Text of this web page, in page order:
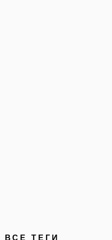
ВСЕ ТЕГИ